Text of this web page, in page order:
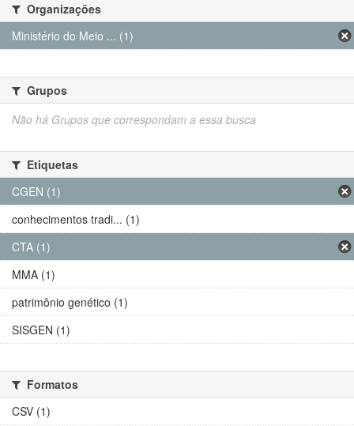
Organizações
Ministério do Meio ... (1)
Grupos
Não há Grupos que correspondam a essa busca
Etiquetas
CGEN (1)
conhecimentos tradi... (1)
CTA (1)
MMA (1)
patrimônio genético (1)
SISGEN (1)
Formatos
CSV (1)